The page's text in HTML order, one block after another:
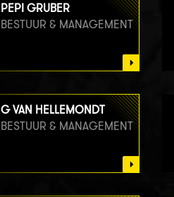
PEPI GRUBER
BESTUUR & MANAGEMENT
G VAN HELLEMONDT
BESTUUR & MANAGEMENT